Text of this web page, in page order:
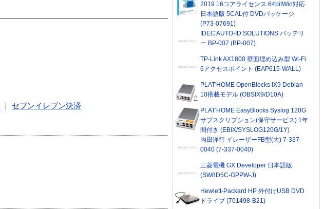
セブンイレブン決済
2019 16コアライセンス 64bitWin対応
日本語版 5CAL付 DVDパッケージ
(P73-07691)
IDEC AUTO-ID SOLUTIONS バッテリ
ー BP-007 (BP-007)
TP-Link AX1800 壁面埋め込み型 Wi-Fi
6アクセスポイント (EAP615-WALL)
PLAT'HOME OpenBlocks IX9 Debian
10搭載モデル (OBSIX9/D10A)
PLAT'HOME EasyBlocks Syslog 120G
サブスクリプション(保守サービス) 1年
間付き (EBIX/SYSLOG120G/1Y)
内田洋行 イレーザーFB型(大) 7-337-
0040 (7-337-0040)
三菱電機 GX Developer 日本語版
(SW8D5C-GPPW-J)
Hewlett-Packard HP 外付けUSB DVD
ドライブ (701498-B21)